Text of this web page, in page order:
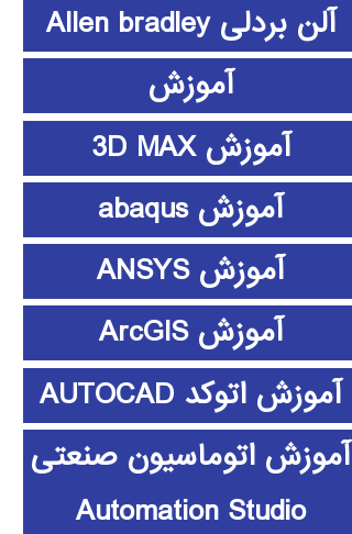
آلن بردلی Allen bradley
آموزش
آموزش 3D MAX
آموزش abaqus
آموزش ANSYS
آموزش ArcGIS
آموزش اتوکد AUTOCAD
آموزش اتوماسیون صنعتی
Automation Studio